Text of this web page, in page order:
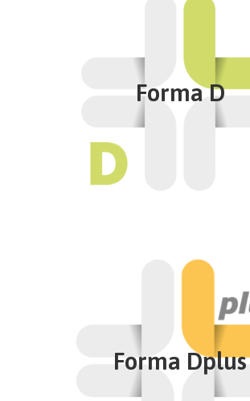
Forma D
Soddisfa chi vuole ottenere una
ampia, comprensiva delle prestazioni
Fino al massimale annuo di spesa per
ospedaliera di € 155.000,00 per
Forma Dplus
Forma Dplus
Assistenza specialistica
Soddisfa chi vuole ottenere una
ampia, comprensiva delle prestazioni
specialistica ambulatoriale e
Fino al massimale annuo di spesa per